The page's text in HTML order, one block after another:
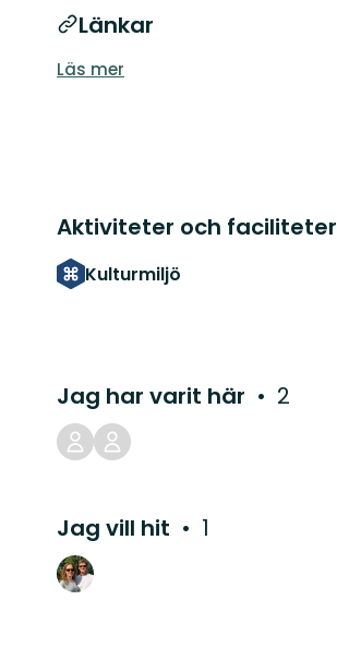
Länkar
Läs mer
Aktiviteter och faciliteter
Kulturmiljö
Jag har varit här 2
Jag vill hit 1